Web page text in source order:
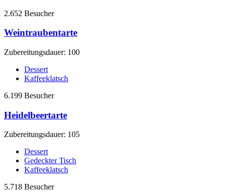
2.652 Besucher
Weintraubentarte
Zubereitungsdauer: 100
Dessert
Kaffeeklatsch
6.199 Besucher
Heidelbeertarte
Zubereitungsdauer: 105
Dessert
Gedeckter Tisch
Kaffeeklatsch
5.718 Besucher